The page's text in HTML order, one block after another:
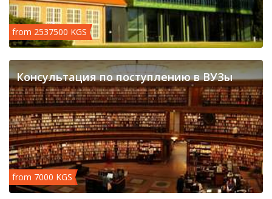
from 2537500 KGS
Консультация по поступлению в ВУЗы
from 7000 KGS